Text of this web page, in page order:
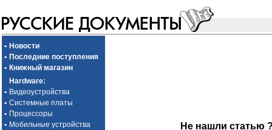
• Новости
• Последние поступления
• Книжный магазин
Hardware:
• Видеоустройства
• Системные платы
• Процессоры
• Мобильные устройства
Не нашли статью